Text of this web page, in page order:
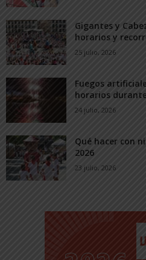
Gigantes y
horarios y
25 julio, 2026
Fuegos
horarios
24 julio, 2026
Qué hacer con
2026
23 julio, 2026